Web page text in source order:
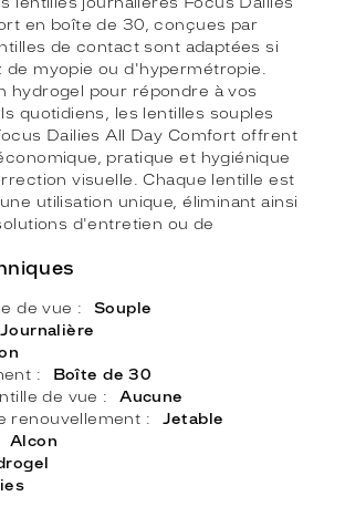
en boîte de 30, conçues par
de contact sont adaptées si
de myopie ou d'hypermétropie.
hydrogel pour répondre à vos
quotidiens, les lentilles souples
Dailies All Day Comfort offrent
pratique et hygiénique
visuelle. Chaque lentille est
utilisation unique, éliminant ainsi
d'entretien ou de
de vue
Souple
Journalière
Boîte de 30
de vue
Aucune
renouvellement
Jetable
Alcon